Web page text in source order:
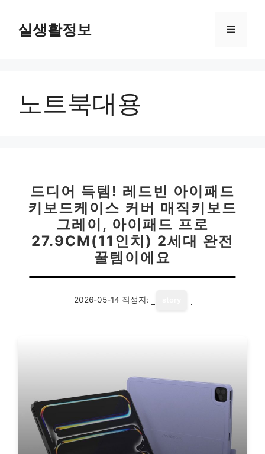
실생활정보 메
노트북대용
드디어 득템! 레드빈 아이패드
키보드케이스 커버 매직키보드
그레이, 아이패드 프로
27.9CM(11인치) 2세대 완전
꿀템이에요
2026-05-14 작성자: